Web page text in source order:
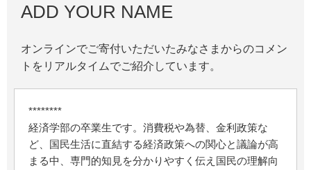
ADD YOUR NAME
オンラインでご寄付いただいたみなさまからのコメン
トをリアルタイムでご紹介しています。
********
経済学部の卒業生です。消費税や為替、金利政策な
ど、国民生活に直結する経済政策への関心と議論が高
まる中、専門的知見を分かりやすく伝え国民の理解向